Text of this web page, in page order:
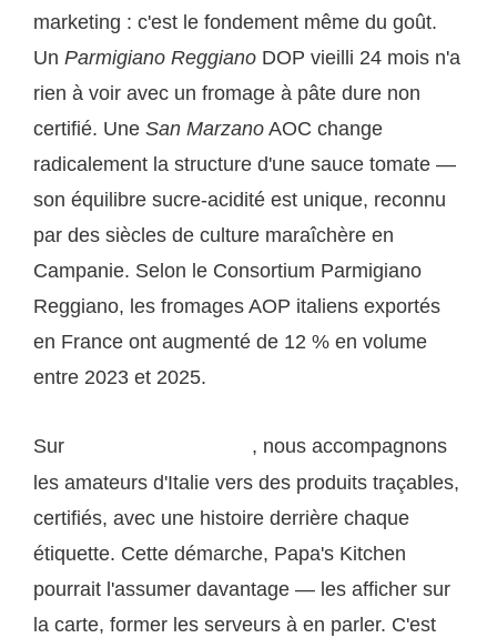
marketing : c'est le fondement même du goût.
Un Parmigiano Reggiano DOP vieilli 24 mois n'a
rien à voir avec un fromage à pâte dure non
certifié. Une San Marzano AOC change
radicalement la structure d'une sauce tomate —
son équilibre sucre-acidité est unique, reconnu
par des siècles de culture maraîchère en
Campanie. Selon le Consortium Parmigiano
Reggiano, les fromages AOP italiens exportés
en France ont augmenté de 12 % en volume
entre 2023 et 2025.
Sur
, nous accompagnons
les amateurs d'Italie vers des produits traçables,
certifiés, avec une histoire derrière chaque
étiquette. Cette démarche, Papa's Kitchen
pourrait l'assumer davantage — les afficher sur
la carte, former les serveurs à en parler. C'est